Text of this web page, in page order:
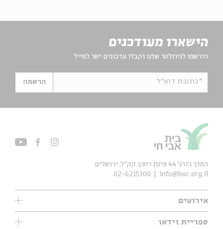
הישארו מעודכנים
הירשמו לניוזלטר שלנו וקבלו עדכונים ישר למייל
*כתובת דוא"ל הרשמה
אירועים
עיון
אנגלית
ספריית וידאו
המלך ג'ורג' 44 פינת רחוב קק״ל, ירושלים
info@bac.org.il
02-6215300